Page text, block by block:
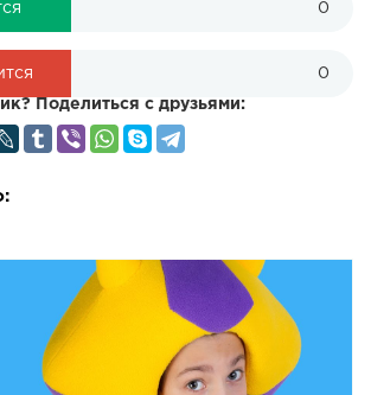
0
0
Поделиться с друзьями: